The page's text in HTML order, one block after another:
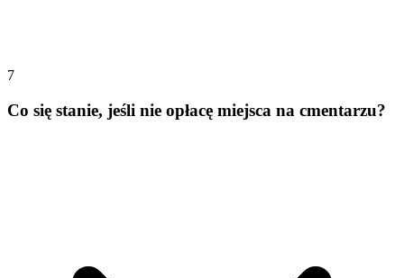
7
Co się stanie, jeśli nie opłacę miejsca na cmentarzu?